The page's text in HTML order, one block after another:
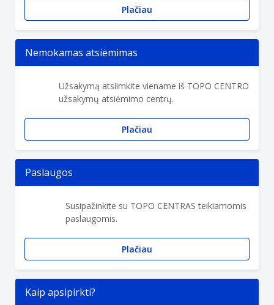
Plačiau
Nemokamas atsiėmimas
Užsakymą atsiimkite viename iš TOPO CENTRO
užsakymų atsiėmimo centrų.
Plačiau
Paslaugos
Susipažinkite su TOPO CENTRAS teikiamomis
paslaugomis.
Plačiau
Kaip apsipirkti?